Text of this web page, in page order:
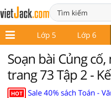
4 Lớp 5 Lớp 6
Soạn bài Củng
trang 73 Tập 2 -
HOT
Sale 40% sách Toán -